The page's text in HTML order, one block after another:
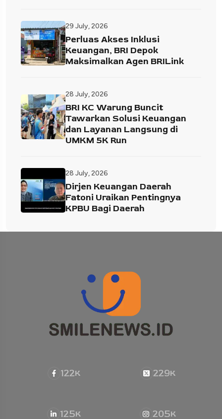
29 July, 2026
Perluas Akses Inklusi
Keuangan, BRI Depok
Maksimalkan Agen BRILink
28 July, 2026
BRI KC Warung Buncit
Tawarkan Solusi Keuangan
dan Layanan Langsung di
UMKM 5K Run
28 July, 2026
Dirjen Keuangan Daerah
Fatoni Uraikan Pentingnya
KPBU Bagi Daerah
122K 229K
125K 205K